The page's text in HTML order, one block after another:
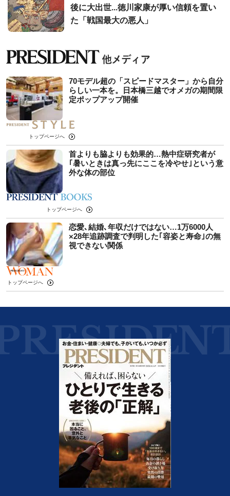
後に大出世...徳川家康が厚い信頼を置い
た「戦国最大の悪人」
70モデル超の「スピードマスター」から自分
らしい一本を。日本橋三越でオメガの期間限
定ポップアップ開催
トップページへ
首よりも脇よりも効果的…熱中症研究者が
｢暑いときは真っ先にここを冷やせ｣という意
外な体の部位
トップページへ
恋愛､結婚､年収だけではない…1万6000人
×28年追跡調査で判明した｢容姿と寿命｣の無
視できない関係
トップページへ